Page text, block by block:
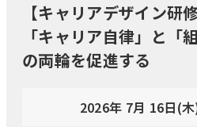
【キャリアデザイン研
「キャリア自律」と「
の両輪を促進する
2026年 7月 16日(